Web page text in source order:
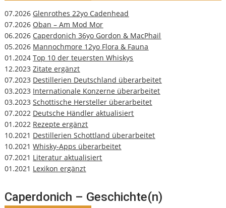
07.2026 Glenrothes 22yo Cadenhead
07.2026 Oban – Am Mod Mor
06.2026 Caperdonich 36yo Gordon & MacPhail
05.2026 Mannochmore 12yo Flora & Fauna
01.2024Top 10 der teuersten Whiskys
12.2023Zitate ergänzt
07.2023 Destillerien Deutschland überarbeitet
03.2023 Internationale Konzerne überarbeitet
03.2023Schottische Hersteller überarbeitet
07.2022 Deutsche Händler aktualisiert
01.2022 Rezepte ergänzt
10.2021 Destillerien Schottland überarbeitet
10.2021Whisky-Apps überarbeitet
07.2021 Literatur aktualisiert
01.2021 Lexikon ergänzt
Caperdonich – Geschichte(n)